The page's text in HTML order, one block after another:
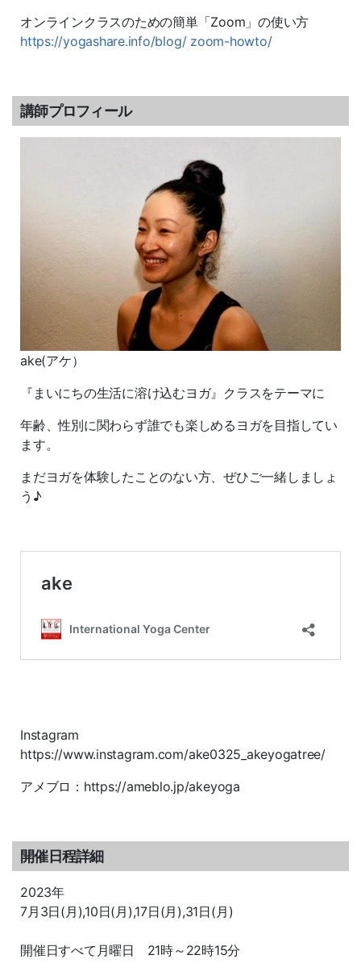
オンラインクラスのための簡単「Zoom」の使い方
https://yogashare.info/blog/ zoom-howto/
講師プロフィール
ake(アケ）
『まいにちの生活に溶け込むヨガ』クラスをテーマに
年齢、性別に関わらず誰でも楽しめるヨガを目指してい
ます。
まだヨガを体験したことのない方、ぜひご一緒しましょ
う♪
Instagram
https://www.instagram.com/ake0325_akeyogatree/
アメブロ：https://ameblo.jp/akeyoga
開催日程詳細
2023年
7月3日(月),10日(月),17日(月),31日(月)
開催日すべて月曜日 21時～22時15分